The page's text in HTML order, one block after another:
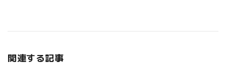
関連する記事